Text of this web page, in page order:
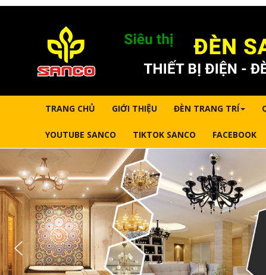
TRANG CHỦ GIỚI THIỆU ĐÈN TRANG TRÍ
YOUTUBE SANCO TIKTOK SANCO FACEBOOK